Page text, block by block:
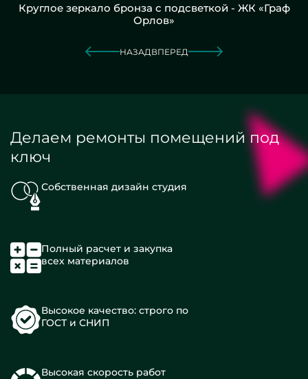
Круглое зеркало бронза с подсветкой - ЖК «Граф
Орлов»
НАЗАД ВПЕРЕД
Делаем ремонты помещений под
ключ
Собственная дизайн студия
Полный расчет и закупка
всех материалов
Высокое качество: строго по
ГОСТ и СНИП
Высокая скорость работ